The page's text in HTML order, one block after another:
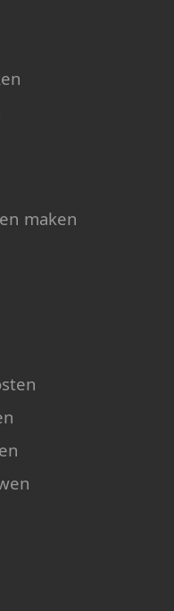
maken